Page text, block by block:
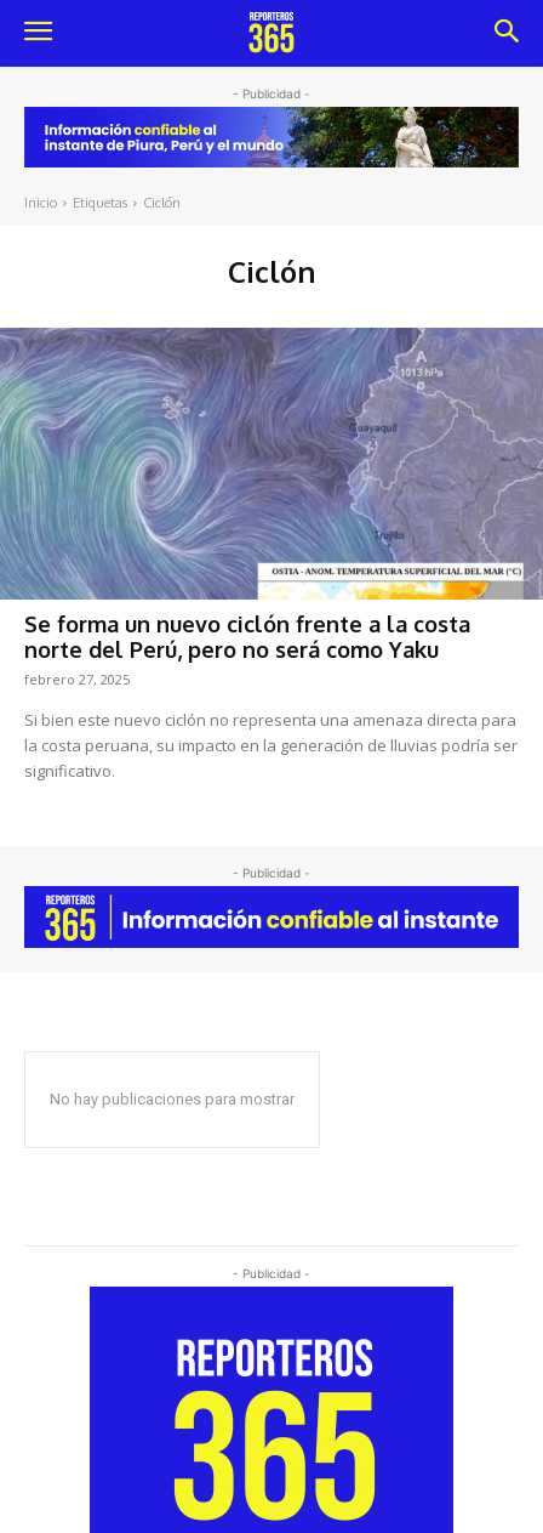
- Publicidad -
Inicio Etiquetas Ciclón
Ciclón
Se forma un nuevo ciclón frente a la costa
norte del Perú, pero no será como Yaku
febrero 27, 2025
Si bien este nuevo ciclón no representa una amenaza directa para
la costa peruana, su impacto en la generación de lluvias podría ser
significativo.
- Publicidad -
- Publicidad -
No hay publicaciones para mostrar